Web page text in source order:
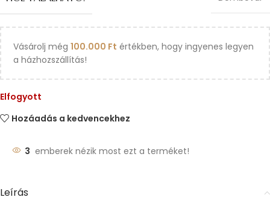
Vásárolj még 100.000 Ft értékben, hogy ingyenes legyen
a házhozszállítás!
Elfogyott
Hozáadás a kedvencekhez
3 emberek nézik most ezt a terméket!
Leírás